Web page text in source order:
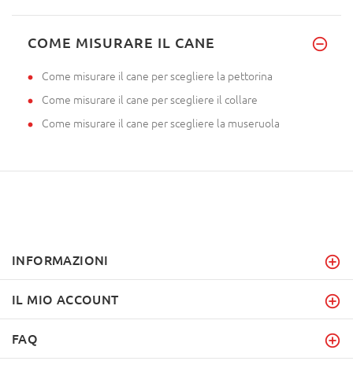
COME MISURARE IL CANE
Come misurare il cane per scegliere la pettorina
Come misurare il cane per scegliere il collare
Come misurare il cane per scegliere la museruola
INFORMAZIONI
IL MIO ACCOUNT
FAQ